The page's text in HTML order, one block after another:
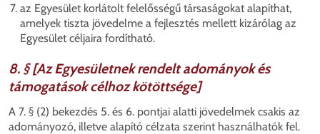
az Egyesület korlátolt felelősségű társaságokat alapíthat,
amelyek tiszta jövedelme a fejlesztés mellett kizárólag az
Egyesület céljaira fordítható.
8. § [Az Egyesületnek rendelt adományok és
támogatások célhoz kötöttsége]
A 7. § (2) bekezdés 5. és 6. pontjai alatti jövedelmek csakis az
adományozó, illetve alapító célzata szerint használhatók fel.